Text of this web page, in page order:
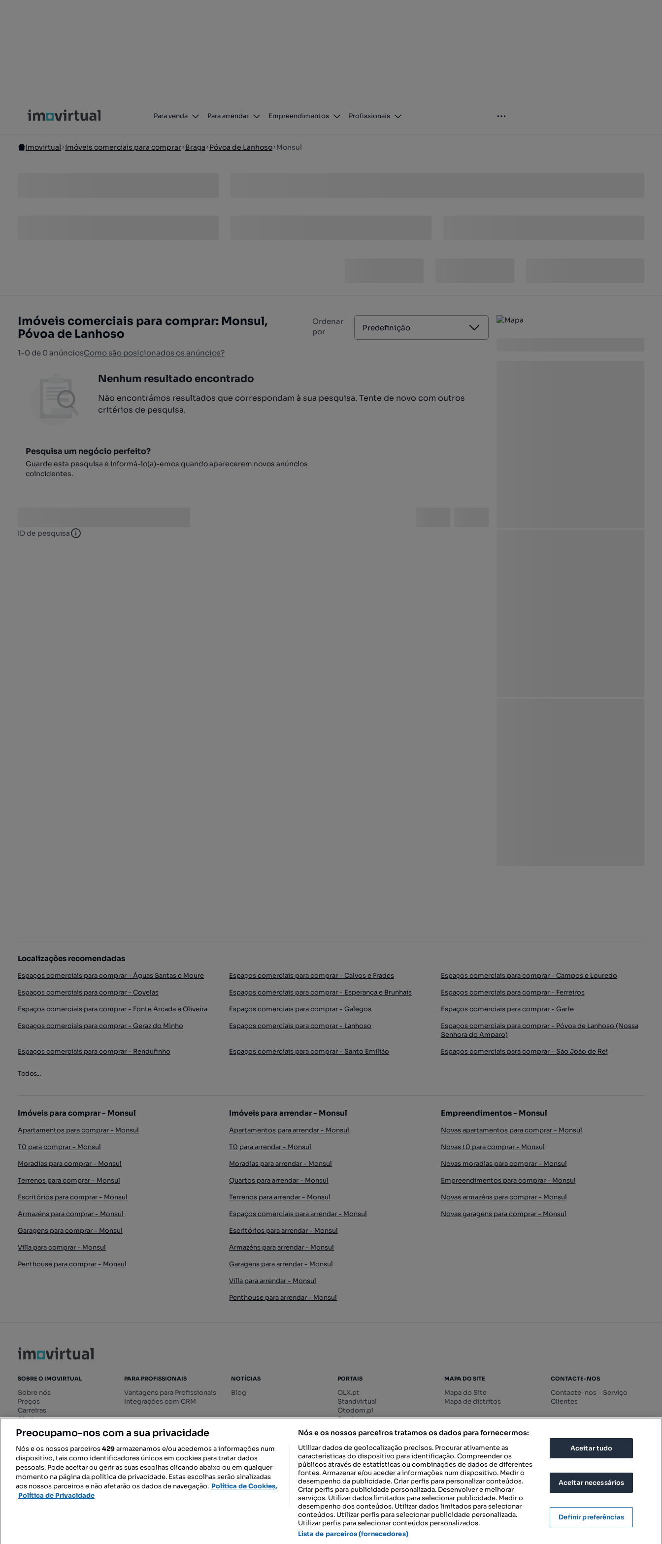
Para venda Para arrendar Empreendimentos Profissionais
Imovirtual Imóveis comerciais para comprar Braga Póvoa de Lanhoso Monsul
Imóveis comerciais para comprar: Monsul,
Póvoa de Lanhoso
1-0 de 0 anúnciosComo são posicionados os anúncios?
Ordenar
por
Predefinição
Nenhum resultado encontrado
Não encontrámos resultados que correspondam à sua pesquisa. Tente de novo com outros
critérios de pesquisa.
Pesquisa um negócio perfeito?
Guarde esta pesquisa e informá-lo(a)-emos quando aparecerem novos anúncios
coincidentes.
ID de pesquisa ID de pesquisa
Localizações recomendadas
Espaços comerciais para comprar - Águas Santas e Moure Espaços comerciais para comprar - Calvos e Frades
Espaços comerciais para comprar - Campos e Louredo
Espaços comerciais para comprar - Covelas
Espaços comerciais para comprar - Esperança e Brunhais
Espaços comerciais para comprar - Ferreiros
Espaços comerciais para comprar - Fonte Arcada e Oliveira
Espaços comerciais para comprar - Galegos
Espaços comerciais para comprar - Garfe
Espaços comerciais para comprar - Geraz do Minho
Espaços comerciais para comprar - Lanhoso
Espaços comerciais para comprar - Póvoa de Lanhoso (Nossa
Senhora do Amparo)
Espaços comerciais para comprar - Rendufinho
Espaços comerciais para comprar - Santo Emilião Espaços comerciais para comprar - São João de Rei
Todos...
Imóveis para comprar - Monsul
Apartamentos para comprar - Monsul
T0 para comprar - Monsul
Moradias para comprar - Monsul
Terrenos para comprar - Monsul
Escritórios para comprar - Monsul
Armazéns para comprar - Monsul
Garagens para comprar - Monsul
Villa para comprar - Monsul
Penthouse para comprar - Monsul
Imóveis para arrendar - Monsul
Apartamentos para arrendar - Monsul
T0 para arrendar - Monsul
Moradias para arrendar - Monsul
Quartos para arrendar - Monsul
Terrenos para arrendar - Monsul
Espaços comerciais para arrendar - Monsul
Escritórios para arrendar - Monsul
Armazéns para arrendar - Monsul
Garagens para arrendar - Monsul
Villa para arrendar - Monsul
Penthouse para arrendar - Monsul
Empreendimentos - Monsul
Novas apartamentos para comprar - Monsul
Novas t0 para comprar - Monsul
Novas moradias para comprar - Monsul
Empreendimentos para comprar - Monsul
Novas armazéns para comprar - Monsul
Novas garagens para comprar - Monsul
SOBRE O IMOVIRTUAL
Sobre nós
Preços
Carreiras
Ajuda
Livro de Reclamações online
Regulamento dos Serviços
Digitais
PARA PROFISSIONAIS
Vantagens para Profissionais
Integrações com CRM
NOTÍCIAS
Blog
PORTAIS
OLX.pt
Standvirtual
Otodom.pl
Storia.ro
MAPA DO SITE
Mapa do Site
Mapa de distritos
CONTACTE-NOS
Contacte-nos - Serviço
Clientes
SIGA-NOS: DESCARREGAR NA:
TERMOS DE UTILIZAÇÃO POLÍTICA DE PRIVACIDADE CONFIGURAÇÕES DE PRIVACIDADE
Preocupamo-nos com a sua privacidade
Nós e os nossos parceiros429armazenamos e/ou acedemos a informações num
dispositivo, tais como identificadores únicos em cookies para tratar dados
pessoais. Pode aceitar ou gerir as suas escolhas clicando abaixo ou em qualquer
momento na página da política de privacidade. Estas escolhas serão sinalizadas
aos nossos parceiros e não afetarão os dados de navegação. Política de Cookies,
Política de Privacidade
Nós e os nossos parceiros tratamos os dados para fornecermos:
Utilizar dados de geolocalização precisos. Procurar ativamente as
características do dispositivo para identificação. Compreender os
públicos através de estatísticas ou combinações de dados de diferentes
fontes. Armazenar e/ou aceder a informações num dispositivo. Medir o
desempenho da publicidade. Criar perfis para personalizar conteúdos.
Criar perfis para publicidade personalizada. Desenvolver e melhorar
serviços. Utilizar dados limitados para selecionar publicidade. Medir o
desempenho dos conteúdos. Utilizar dados limitados para selecionar
conteúdos. Utilizar perfis para selecionar publicidade personalizada.
Utilizar perfis para selecionar conteúdos personalizados.
Lista de parceiros (fornecedores)
Aceitar tudo
Aceitar necessários
Definir preferências